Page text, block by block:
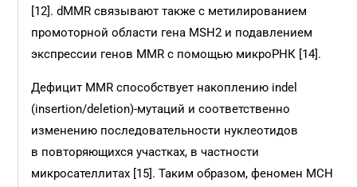
[12]. dMMR связывают также с метилированием
промоторной области гена MSH2 и подавлением
экспрессии генов MMR с помощью микроРНК [14].
Дефицит MMR способствует накоплению indel
(insertion/deletion)-мутаций и соответственно
изменению последовательности нуклеотидов
в повторяющихся участках, в частности
микросателлитах [15]. Таким образом, феномен МСН